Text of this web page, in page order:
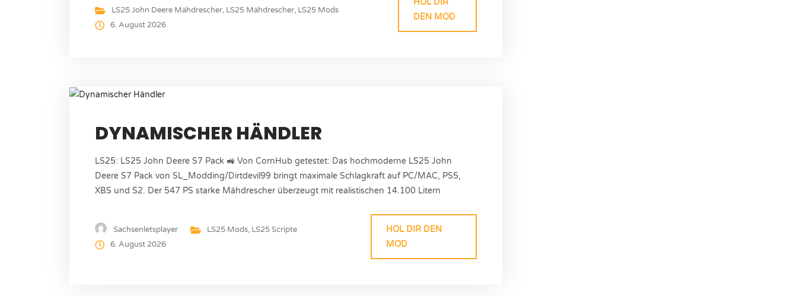
LS25 John Deere Mähdrescher, LS25 Mähdrescher, LS25 Mods
6. August 2026
HOL DIR
DEN MOD
DYNAMISCHER HÄNDLER
LS25: LS25 John Deere S7 Pack 🚜 Von CornHub getestet: Das hochmoderne LS25 John
Deere S7 Pack von SL_Modding/Dirtdevil99 bringt maximale Schlagkraft auf PC/MAC, PS5,
XBS und S2. Der 547 PS starke Mähdrescher überzeugt mit realistischen 14.100 Litern
Ernteeinsätze auf großen Schlägen. Mod Informationen Autor: SL_Modding/Dirtdevil99...
Sachsenletsplayer LS25 Mods, LS25 Scripte
6. August 2026
HOL DIR DEN
MOD